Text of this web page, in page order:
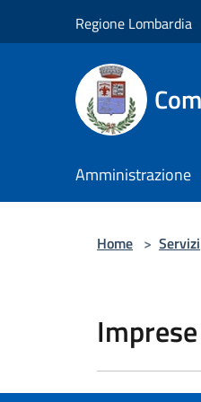
Regione Lombardia
Amministrazione
Home > Servizi